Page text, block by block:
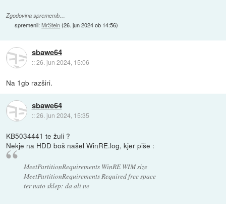
Zgodovina sprememb…
spremenil:MrStein(26. jun 2024 ob 14:56)
sbawe64
::26. jun 2024, 15:06
Na 1gb razširi.
sbawe64
::26. jun 2024, 15:35
KB5034441 te žuli ?
Nekje na HDD boš našel WinRE.log, kjer piše :
MeetPartitionRequirements WinRE WIM size
MeetPartitionRequirements Required free space
ter nato sklep: da ali ne